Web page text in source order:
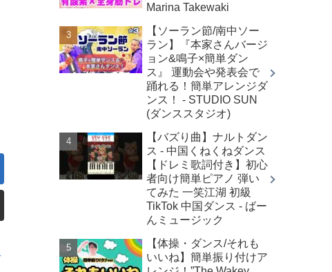
Marina Takewaki
【ソーラン節/南中ソー
ラン】『本家さんバージ
ョン&鳴子×簡単ダン
ス』 運動会や発表会で
踊れる！簡単アレンジダ
ンス！ - STUDIO SUN
(ダンススタジオ)
【バズり曲】ナルトダン
ス - 中国くねくねダンス
【ドレミ歌詞付き】初心
者向け簡単ピアノ 弾い
てみた 一笑江湖 初級
TikTok 中国ダンス - ばー
んミュージック
【体操・ダンス/それも
いいね】簡単振り付けア